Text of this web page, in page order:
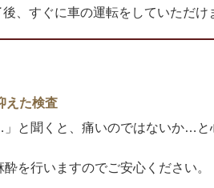
、すぐに車の運転をしていただけ
えた検査
」と聞くと、痛いのではないか…
を行いますのでご安心ください。